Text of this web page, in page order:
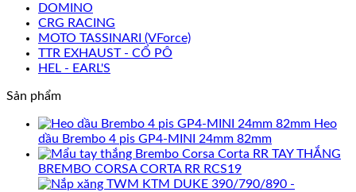
DOMINO
CRG RACING
MOTO TASSINARI (VForce)
TTR EXHAUST - CỔ PÔ
HEL - EARL'S
Sản phẩm
Heo
dầu Brembo 4 pis GP4-MINI 24mm 82mm
TAY THẮNG
BREMBO CORSA CORTA RR RCS19